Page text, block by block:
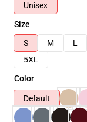
Unisex
Size
S
M L
5XL
Color
Default